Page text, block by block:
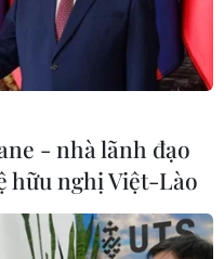
- nhà lãnh đạo
hữu nghị Việt-Lào